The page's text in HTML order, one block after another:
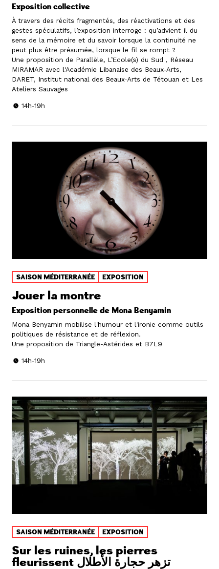
Exposition collective
À travers des récits fragmentés, des réactivations et des
gestes spéculatifs, l’exposition interroge : qu’advient-il du
sens de la mémoire et du savoir lorsque la continuité ne
peut plus être présumée, lorsque le fil se rompt ?
Une proposition de Parallèle, L’Ecole(s) du Sud , Réseau
MIRAMAR avec l'Académie Libanaise des Beaux-Arts,
DARET, Institut national des Beaux-Arts de Tétouan et Les
Ateliers Sauvages
14h-19h
SAISON MÉDITERRANÉE EXPOSITION
Jouer la montre
Exposition personnelle de Mona Benyamin
Mona Benyamin mobilise l'humour et l'ironie comme outils
politiques de résistance et de réflexion.
Une proposition de Triangle-Astérides et B7L9
14h-19h
SAISON MÉDITERRANÉE EXPOSITION
Sur les ruines, les pierres
fleurissent تزهر حجارة الأطلال